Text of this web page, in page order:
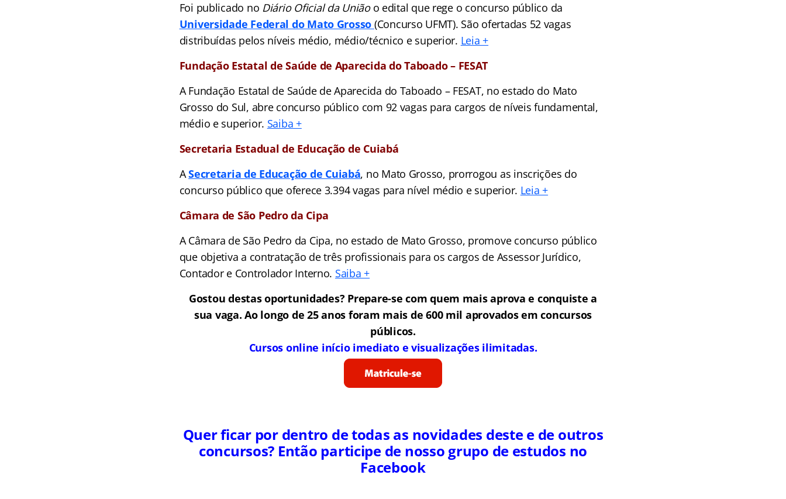
Foi publicado no Diário Oficial da Uniãoo edital que rege o concurso público da
Universidade Federal do Mato Grosso (Concurso UFMT). São ofertadas 52 vagas
distribuídas pelos níveis médio, médio/técnico e superior. Leia +
Fundação Estatal de Saúde de Aparecida do Taboado – FESAT
A Fundação Estatal de Saúde de Aparecida do Taboado – FESAT, no estado do Mato
Grosso do Sul, abre concurso público com 92 vagas para cargos de níveis fundamental,
médio e superior. Saiba +
Secretaria Estadual de Educação de Cuiabá
ASecretaria de Educação de Cuiabá, no Mato Grosso, prorrogou as inscrições do
concurso público que oferece 3.394 vagas para nível médio e superior. Leia +
Câmara de São Pedro da Cipa
A Câmara de São Pedro da Cipa, no estado de Mato Grosso, promove concurso público
que objetiva a contratação de três profissionais para os cargos de Assessor Jurídico,
Contador e Controlador Interno. Saiba +
Gostou destas oportunidades? Prepare-se com quem mais aprova e conquiste a
sua vaga. Ao longo de 25 anos foram mais de 600 mil aprovados em concursos
públicos.
Cursos online início imediato e visualizações ilimitadas.
Quer ficar por dentro de todas as novidades deste e de outros
concursos? Então participe de nosso grupo de estudos no
Facebook